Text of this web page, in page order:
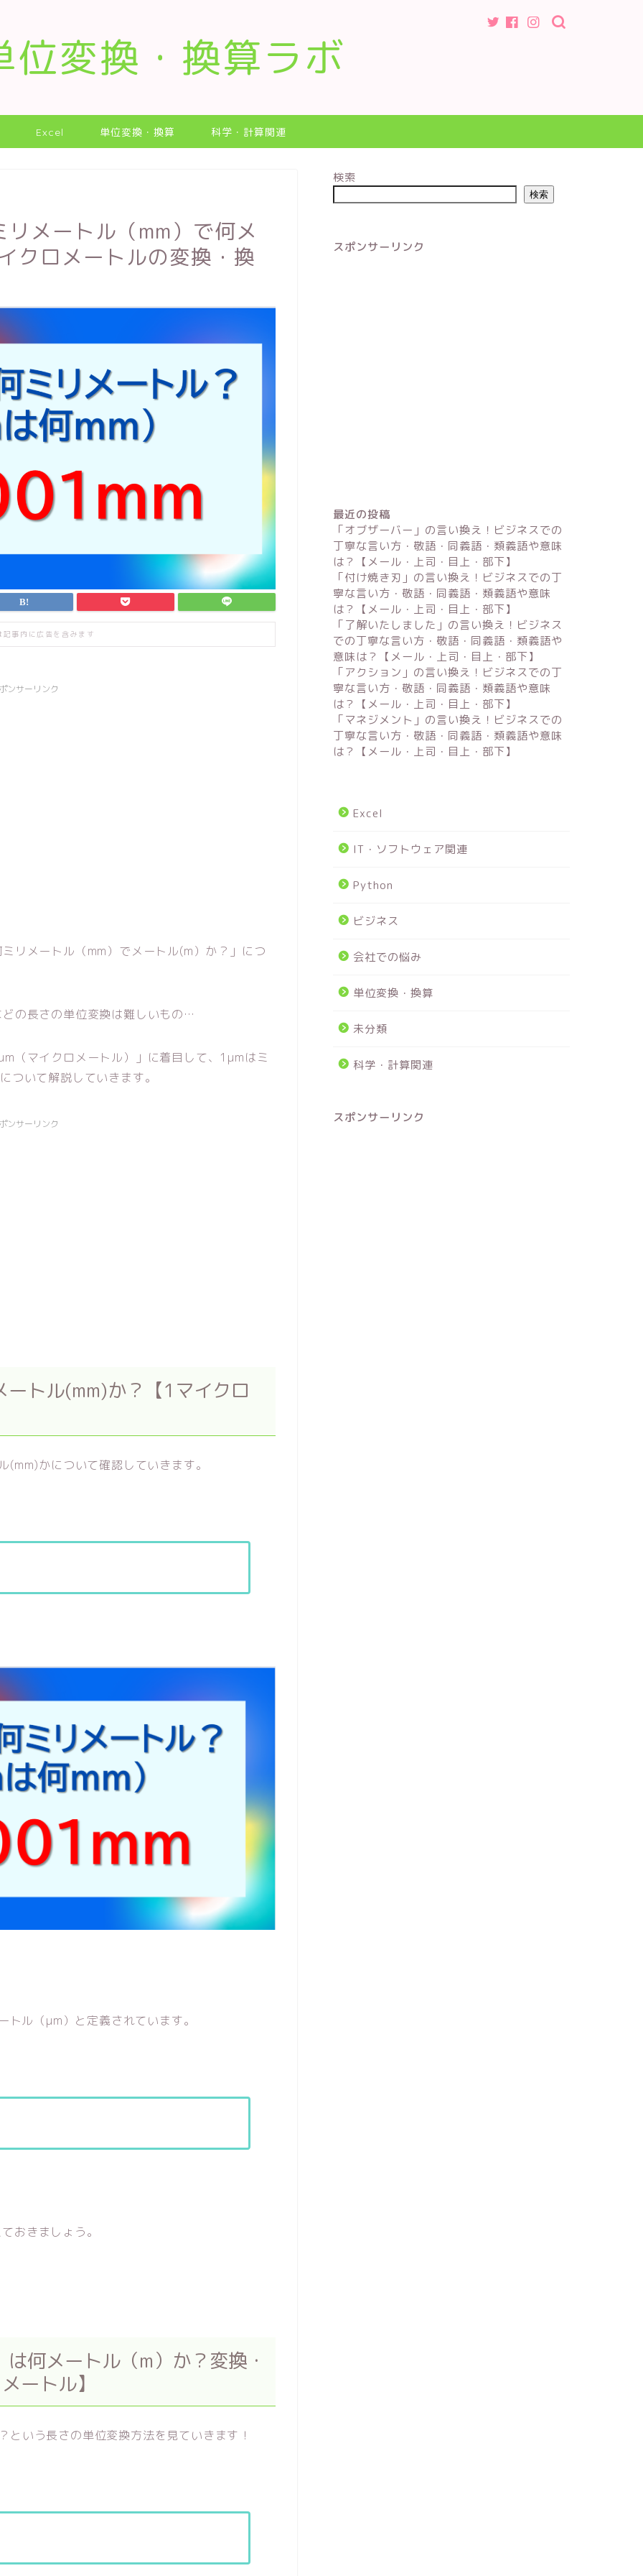
位変換・換算ラボ
Excel 単位変換・換算 科学・計算関連
メートル（mm）で何メ
クロメートルの変換・換
記事内に広告を含みます
ンサーリンク
リメートル（mm）でメートル(m）か？」につ
の長さの単位変換は難しいもの…
（マイクロメートル）」に着目して、1μmはミ
ついて解説していきます。
ンサーリンク
トル(mm)か？【1マイクロ
かについて確認していきます。
ル（μm）と定義されています。
おきましょう。
何メートル（m）か？変換・
ートル】
いう長さの単位変換方法を見ていきます！
検索
検索
スポンサーリンク
最近の投稿
「オブザーバー」の言い換え！ビジネスでの
丁寧な言い方・敬語・同義語・類義語や意味
は？【メール・上司・目上・部下】
「付け焼き刃」の言い換え！ビジネスでの丁
寧な言い方・敬語・同義語・類義語や意味
は？【メール・上司・目上・部下】
「了解いたしました」の言い換え！ビジネス
での丁寧な言い方・敬語・同義語・類義語や
意味は？【メール・上司・目上・部下】
「アクション」の言い換え！ビジネスでの丁
寧な言い方・敬語・同義語・類義語や意味
は？【メール・上司・目上・部下】
「マネジメント」の言い換え！ビジネスでの
丁寧な言い方・敬語・同義語・類義語や意味
は？【メール・上司・目上・部下】
Excel
IT・ソフトウェア関連
Python
ビジネス
会社での悩み
単位変換・換算
未分類
科学・計算関連
スポンサーリンク